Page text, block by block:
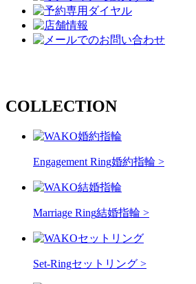
COLLECTION
Engagement Ring婚約指輪 >
Marriage Ring結婚指輪 >
Set-Ringセットリング >